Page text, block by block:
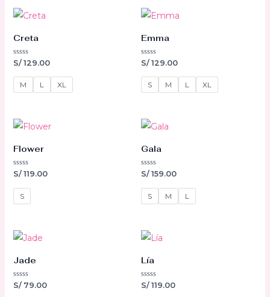
Creta
Valorado
0
5
S/129.00
M L XL
Emma
Valorado
0
5
S/ 129.00
S M L XL
Flower
Valorado
0
5
S/119.00
S
Gala
Valorado
0
5
S/ 159.00
S M L
Jade
Valorado
con
S/79.00
Lía
Valorado
con
S/ 119.00